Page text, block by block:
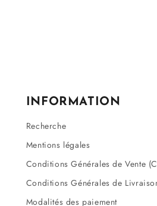
INFORMATION
Recherche
Mentions légales
Conditions Générales de Vente
Conditions Générales de
Modalités des paiement